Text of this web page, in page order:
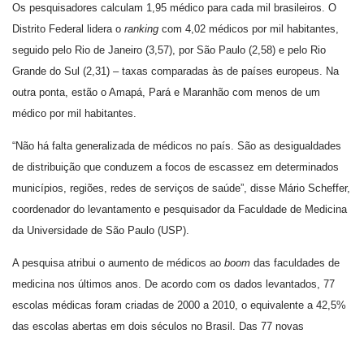
Os pesquisadores calculam 1,95 médico para cada mil brasileiros. O
Distrito Federal lidera o ranking com 4,02 médicos por mil habitantes,
seguido pelo Rio de Janeiro (3,57), por São Paulo (2,58) e pelo Rio
Grande do Sul (2,31) – taxas comparadas às de países europeus. Na
outra ponta, estão o Amapá, Pará e Maranhão com menos de um
médico por mil habitantes.
“Não há falta generalizada de médicos no país. São as desigualdades
de distribuição que conduzem a focos de escassez em determinados
municípios, regiões, redes de serviços de saúde”, disse Mário Scheffer,
coordenador do levantamento e pesquisador da Faculdade de Medicina
da Universidade de São Paulo (USP).
A pesquisa atribui o aumento de médicos ao boom das faculdades de
medicina nos últimos anos. De acordo com os dados levantados, 77
escolas médicas foram criadas de 2000 a 2010, o equivalente a 42,5%
das escolas abertas em dois séculos no Brasil. Das 77 novas